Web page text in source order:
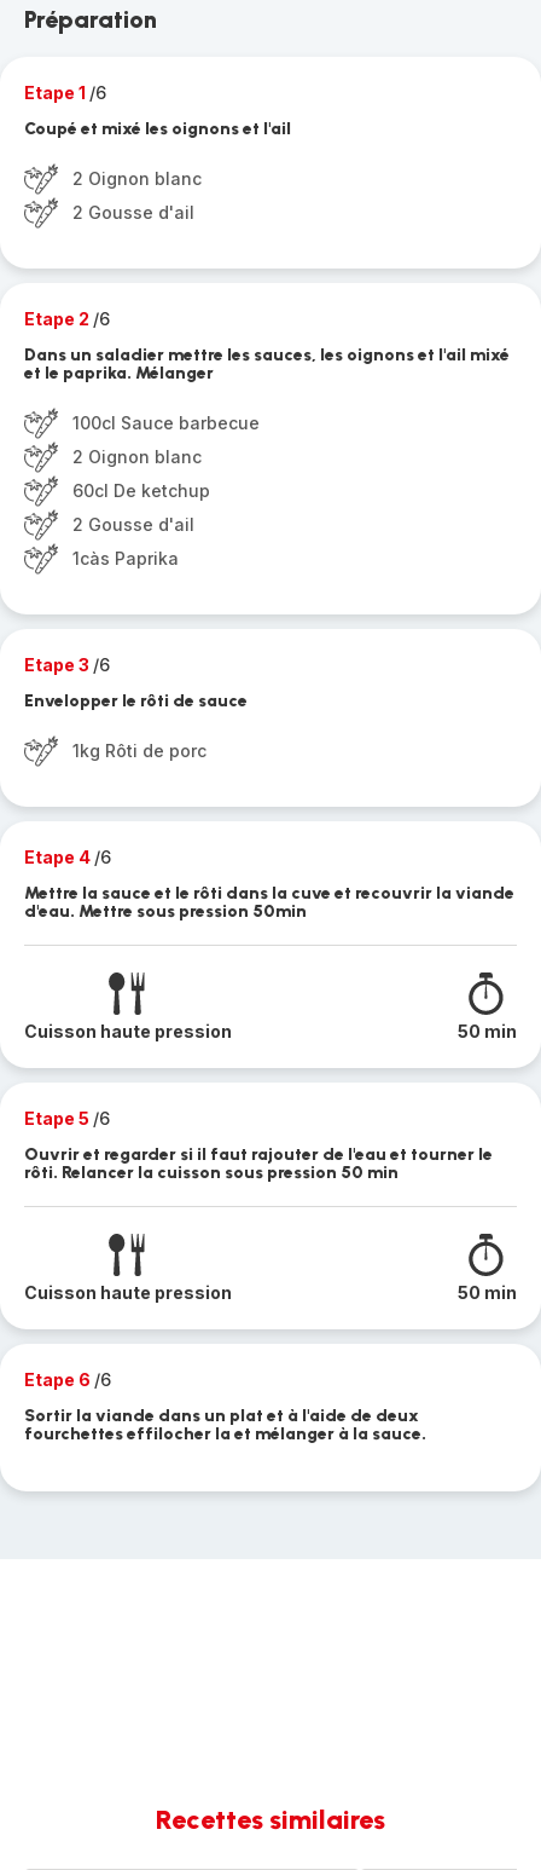
Préparation
Etape 1 /6
Coupé et mixé les oignons et l'ail
2 Oignon blanc
2 Gousse d'ail
Etape 2 /6
Dans un saladier mettre les sauces, les oignons et l'ail mixé
et le paprika. Mélanger
100cl Sauce barbecue
2 Oignon blanc
60cl De ketchup
2 Gousse d'ail
1càs Paprika
Etape 3 /6
Envelopper le rôti de sauce
1kg Rôti de porc
Etape 4 /6
Mettre la sauce et le rôti dans la cuve et recouvrir la viande
d'eau. Mettre sous pression 50min
Cuisson haute pression 50 min
Etape 5 /6
Ouvrir et regarder si il faut rajouter de l'eau et tourner le
rôti. Relancer la cuisson sous pression 50 min
Cuisson haute pression 50 min
Etape 6 /6
Sortir la viande dans un plat et à l'aide de deux
fourchettes effilocher la et mélanger à la sauce.
Recettes similaires